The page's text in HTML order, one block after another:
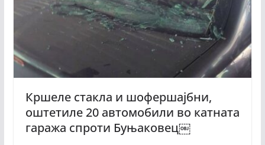
Кршеле стакла и шофершајбни,
оштетиле 20 автомобили во катната
гаража спроти Буњаковец￼